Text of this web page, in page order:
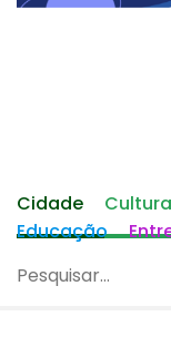
Cidade Cultura
Educação